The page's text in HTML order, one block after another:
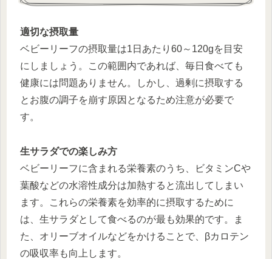
適切な摂取量
ベビーリーフの摂取量は1日あたり60～120gを目安
にしましょう。この範囲内であれば、毎日食べても
健康には問題ありません。しかし、過剰に摂取する
とお腹の調子を崩す原因となるため注意が必要で
す。
生サラダでの楽しみ方
ベビーリーフに含まれる栄養素のうち、ビタミンCや
葉酸などの水溶性成分は加熱すると流出してしまい
ます。これらの栄養素を効率的に摂取するために
は、生サラダとして食べるのが最も効果的です。ま
た、オリーブオイルなどをかけることで、βカロテン
の吸収率も向上します。